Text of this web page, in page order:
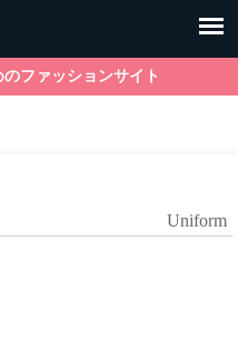
ファッションサイト
Uniform